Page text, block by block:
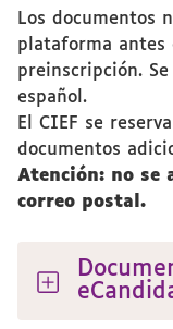
Los documentos
plataforma antes
preinscripción.
español.
El CIEF se
documentos
Atención: no se
correo postal.